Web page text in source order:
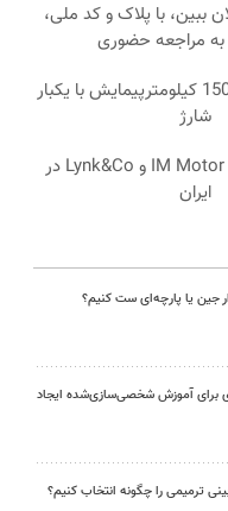
ببین، با پلاک و کد ملی،
به مراجعه حضوری
IM LS9 بیش از 1500 کیلومترپیمایش با یکبار
شارژ
نیکاموتور نماینده IM Motor و Lynk&Co در
ایران
جین یا پارچه‌ای ست کنیم؟
برای آموزش شخصی‌سازی‌شده ایجاد
ترمیمی را چگونه انتخاب کنیم؟